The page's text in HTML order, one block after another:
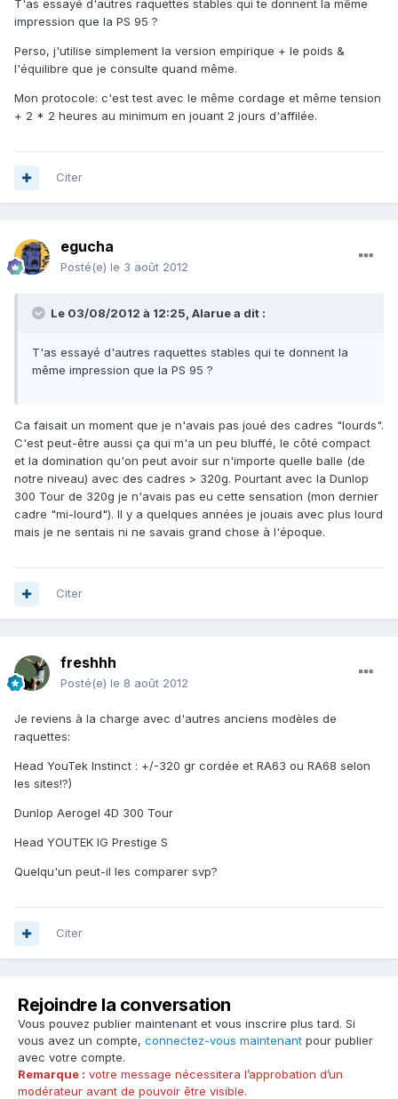
T'as essayé d'autres raquettes stables qui te donnent la même
impression que la PS 95 ?
Perso, j'utilise simplement la version empirique + le poids &
l'équilibre que je consulte quand même.
Mon protocole: c'est test avec le même cordage et même tension
+ 2 * 2 heures au minimum en jouant 2 jours d'affilée.
Citer
egucha
Posté(e) le 3 août 2012
Le 03/08/2012 à 12:25, Alarue a dit :
T'as essayé d'autres raquettes stables qui te donnent la
même impression que la PS 95 ?
Ca faisait un moment que je n'avais pas joué des cadres "lourds".
C'est peut-être aussi ça qui m'a un peu bluffé, le côté compact
et la domination qu'on peut avoir sur n'importe quelle balle (de
notre niveau) avec des cadres > 320g. Pourtant avec la Dunlop
300 Tour de 320g je n'avais pas eu cette sensation (mon dernier
cadre "mi-lourd"). Il y a quelques années je jouais avec plus lourd
mais je ne sentais ni ne savais grand chose à l'époque.
Citer
freshhh
Posté(e) le 8 août 2012
Je reviens à la charge avec d'autres anciens modèles de
raquettes:
Head YouTek Instinct : +/-320 gr cordée et RA63 ou RA68 selon
les sites!?)
Dunlop Aerogel 4D 300 Tour
Head YOUTEK IG Prestige S
Quelqu'un peut-il les comparer svp?
Citer
Rejoindre la conversation
Vous pouvez publier maintenant et vous inscrire plus tard. Si
vous avez un compte, connectez-vous maintenant pour publier
avec votre compte.
Remarque : votre message nécessitera l’approbation d’un
modérateur avant de pouvoir être visible.